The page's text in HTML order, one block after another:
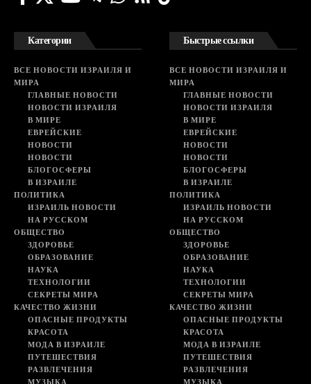
Категории
ВСЕ НОВОСТИ ИЗРАИЛЯ И
МИРА
ГЛАВНЫЕ НОВОСТИ
НОВОСТИ ИЗРАИЛЯ
В МИРЕ
ЕВРЕЙСКИЕ
НОВОСТИ
НОВОСТИ
БЛОГОСФЕРЫ
В ИЗРАИЛЕ
ПОЛИТИКА
ИЗРАИЛЬ НОВОСТИ
НА РУССКОМ
ОБЩЕСТВО
ЗДОРОВЬЕ
ОБРАЗОВАНИЕ
НАУКА
ТЕХНОЛОГИИ
СЕКРЕТЫ МИРА
КАЧЕСТВО ЖИЗНИ
ОПАСНЫЕ ПРОДУКТЫ
КРАСОТА
МОДА В ИЗРАИЛЕ
ПУТЕШЕСТВИЯ
РАЗВЛЕЧЕНИЯ
Быстрые ссылки
ВСЕ НОВОСТИ ИЗРАИЛЯ И
МИРА
ГЛАВНЫЕ НОВОСТИ
НОВОСТИ ИЗРАИЛЯ
В МИРЕ
ЕВРЕЙСКИЕ
НОВОСТИ
НОВОСТИ
БЛОГОСФЕРЫ
В ИЗРАИЛЕ
ПОЛИТИКА
ИЗРАИЛЬ НОВОСТИ
НА РУССКОМ
ОБЩЕСТВО
ЗДОРОВЬЕ
ОБРАЗОВАНИЕ
НАУКА
ТЕХНОЛОГИИ
СЕКРЕТЫ МИРА
КАЧЕСТВО ЖИЗНИ
ОПАСНЫЕ ПРОДУКТЫ
КРАСОТА
МОДА В ИЗРАИЛЕ
ПУТЕШЕСТВИЯ
РАЗВЛЕЧЕНИЯ